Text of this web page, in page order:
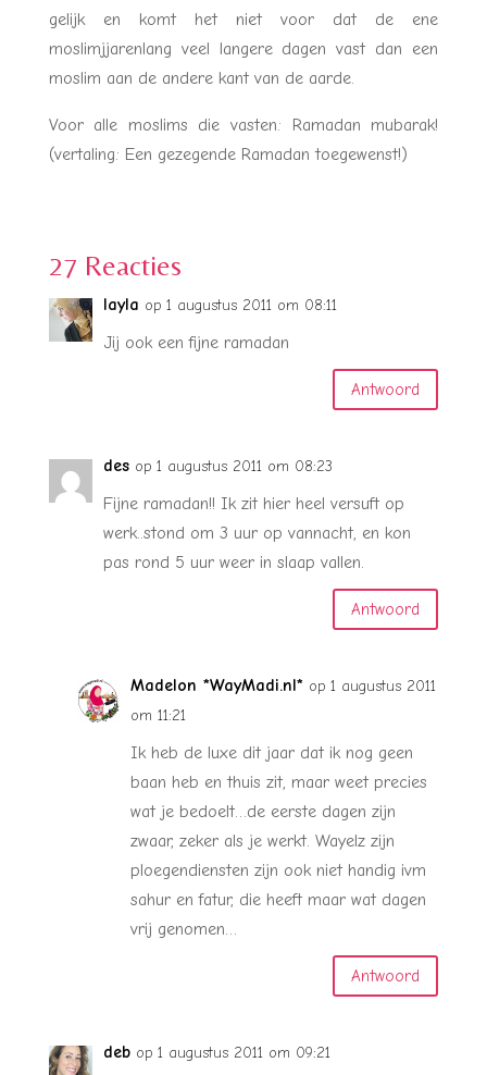
gelijk en komt het niet voor dat de ene
moslimjjarenlang veel langere dagen vast dan een
moslim aan de andere kant van de aarde.
Voor alle moslims die vasten: Ramadan mubarak!
(vertaling: Een gezegende Ramadan toegewenst!)
27 Reacties
layla op 1 augustus 2011 om 08:11
Jij ook een fijne ramadan
Antwoord
des op 1 augustus 2011 om 08:23
Fijne ramadan!! Ik zit hier heel versuft op
werk..stond om 3 uur op vannacht, en kon
pas rond 5 uur weer in slaap vallen.
Antwoord
Madelon *WayMadi.nl* op 1 augustus 2011
om 11:21
Ik heb de luxe dit jaar dat ik nog geen
baan heb en thuis zit, maar weet precies
wat je bedoelt…de eerste dagen zijn
zwaar, zeker als je werkt. Wayelz zijn
ploegendiensten zijn ook niet handig ivm
sahur en fatur, die heeft maar wat dagen
vrij genomen…
Antwoord
deb op 1 augustus 2011 om 09:21